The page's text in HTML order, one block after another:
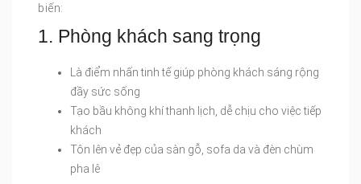
biến:
1. Phòng khách sang trọng
Là điểm nhấn tinh tế giúp phòng khách sáng rộng
đầy sức sống
Tạo bầu không khí thanh lịch, dễ chịu cho việc tiếp
khách
Tôn lên vẻ đẹp của sàn gỗ, sofa da và đèn chùm
pha lê